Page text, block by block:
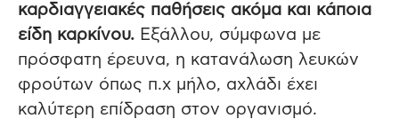
καρδιαγγειακές παθήσεις ακόμα και κάποια
είδη καρκίνου. Εξάλλου, σύμφωνα με
πρόσφατη έρευνα, η κατανάλωση λευκών
φρούτων όπως π.χ μήλο, αχλάδι έχει
καλύτερη επίδραση στον οργανισμό.